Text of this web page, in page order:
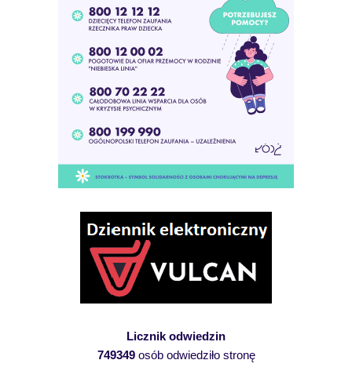
Licznik odwiedzin
749349osób odwiedziło stronę